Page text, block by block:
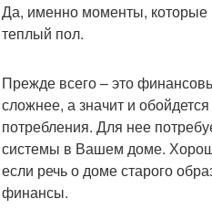
Да, именно моменты, которые
теплый пол.
Прежде всего – это
сложнее, а значит и
потребления. Для нее
системы в Вашем доме.
если речь о доме старого
финансы.